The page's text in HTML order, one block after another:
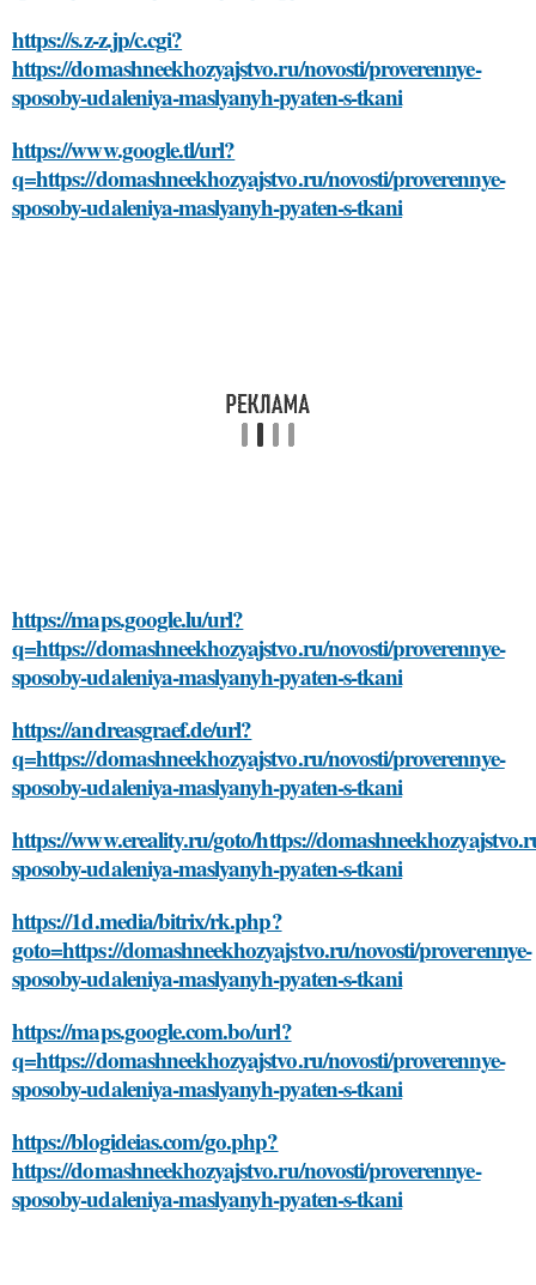
https://s.z-z.jp/c.cgi?
https://domashneekhozyajstvo.ru/novosti/proverennye-
sposoby-udaleniya-maslyanyh-pyaten-s-tkani
https://www.google.tl/url?
q=https://domashneekhozyajstvo.ru/novosti/proverennye-
sposoby-udaleniya-maslyanyh-pyaten-s-tkani
https://maps.google.lu/url?
q=https://domashneekhozyajstvo.ru/novosti/proverennye-
sposoby-udaleniya-maslyanyh-pyaten-s-tkani
https://andreasgraef.de/url?
q=https://domashneekhozyajstvo.ru/novosti/proverennye-
sposoby-udaleniya-maslyanyh-pyaten-s-tkani
https://www.ereality.ru/goto/https://
sposoby-udaleniya-maslyanyh-pyaten-s-tkani
https://1d.media/bitrix/rk.php?
goto=https://domashneekhozyajstvo.ru/novosti/proverennye-
sposoby-udaleniya-maslyanyh-pyaten-s-tkani
https://maps.google.com.bo/url?
q=https://domashneekhozyajstvo.ru/novosti/proverennye-
sposoby-udaleniya-maslyanyh-pyaten-s-tkani
https://blogideias.com/go.php?
https://domashneekhozyajstvo.ru/novosti/proverennye-
sposoby-udaleniya-maslyanyh-pyaten-s-tkani